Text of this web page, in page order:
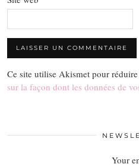
Ce site utilise Akismet pour
sur la façon dont les données de
Your